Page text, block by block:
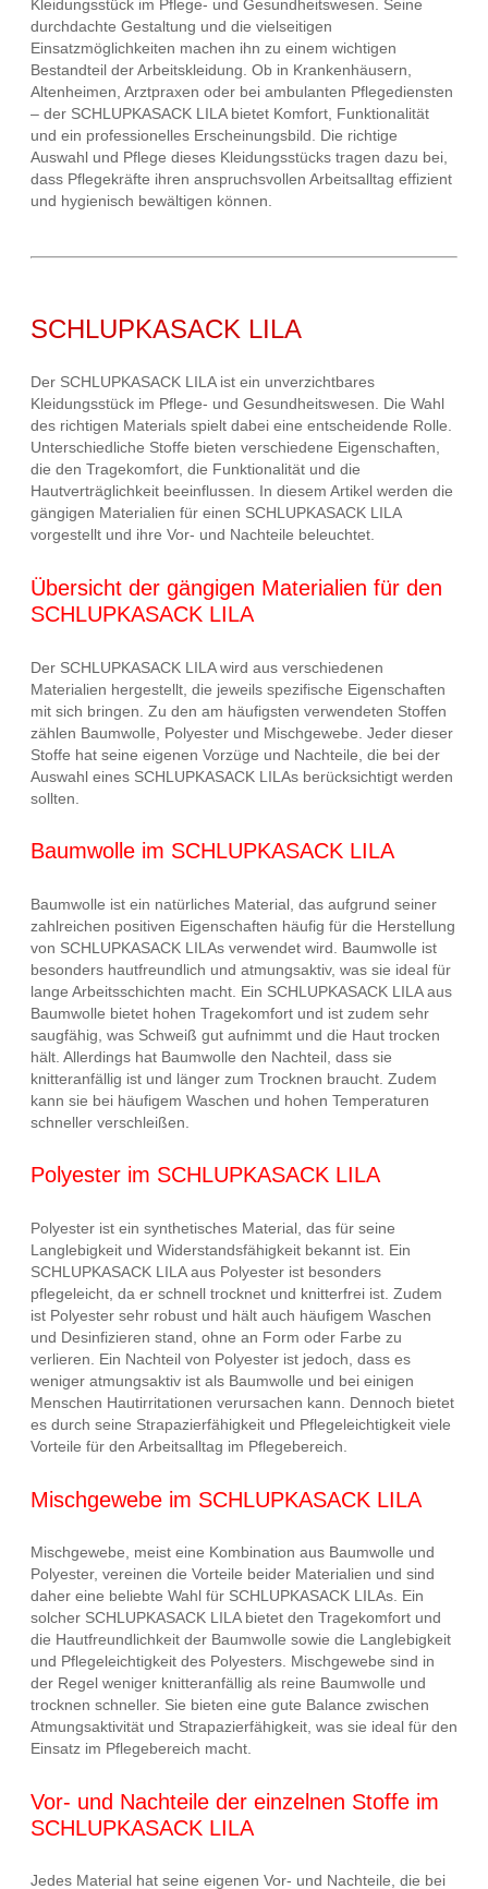
Kleidungsstück im Pflege- und Gesundheitswesen. Seine
durchdachte Gestaltung und die vielseitigen
Einsatzmöglichkeiten machen ihn zu einem wichtigen
Bestandteil der Arbeitskleidung. Ob in Krankenhäusern,
Altenheimen, Arztpraxen oder bei ambulanten Pflegediensten
– der SCHLUPKASACK LILA bietet Komfort, Funktionalität
und ein professionelles Erscheinungsbild. Die richtige
Auswahl und Pflege dieses Kleidungsstücks tragen dazu bei,
dass Pflegekräfte ihren anspruchsvollen Arbeitsalltag effizient
und hygienisch bewältigen können.
SCHLUPKASACK LILA
Der SCHLUPKASACK LILA ist ein unverzichtbares
Kleidungsstück im Pflege- und Gesundheitswesen. Die Wahl
des richtigen Materials spielt dabei eine entscheidende Rolle.
Unterschiedliche Stoffe bieten verschiedene Eigenschaften,
die den Tragekomfort, die Funktionalität und die
Hautverträglichkeit beeinflussen. In diesem Artikel werden die
gängigen Materialien für einen SCHLUPKASACK LILA
vorgestellt und ihre Vor- und Nachteile beleuchtet.
Übersicht der gängigen Materialien für den
SCHLUPKASACK LILA
Der SCHLUPKASACK LILA wird aus verschiedenen
Materialien hergestellt, die jeweils spezifische Eigenschaften
mit sich bringen. Zu den am häufigsten verwendeten Stoffen
zählen Baumwolle, Polyester und Mischgewebe. Jeder dieser
Stoffe hat seine eigenen Vorzüge und Nachteile, die bei der
Auswahl eines SCHLUPKASACK LILAs berücksichtigt werden
sollten.
Baumwolle im SCHLUPKASACK LILA
Baumwolle ist ein natürliches Material, das aufgrund seiner
zahlreichen positiven Eigenschaften häufig für die Herstellung
von SCHLUPKASACK LILAs verwendet wird. Baumwolle ist
besonders hautfreundlich und atmungsaktiv, was sie ideal für
lange Arbeitsschichten macht. Ein SCHLUPKASACK LILA aus
Baumwolle bietet hohen Tragekomfort und ist zudem sehr
saugfähig, was Schweiß gut aufnimmt und die Haut trocken
hält. Allerdings hat Baumwolle den Nachteil, dass sie
knitteranfällig ist und länger zum Trocknen braucht. Zudem
kann sie bei häufigem Waschen und hohen Temperaturen
schneller verschleißen.
Polyester im SCHLUPKASACK LILA
Polyester ist ein synthetisches Material, das für seine
Langlebigkeit und Widerstandsfähigkeit bekannt ist. Ein
SCHLUPKASACK LILA aus Polyester ist besonders
pflegeleicht, da er schnell trocknet und knitterfrei ist. Zudem
ist Polyester sehr robust und hält auch häufigem Waschen
und Desinfizieren stand, ohne an Form oder Farbe zu
verlieren. Ein Nachteil von Polyester ist jedoch, dass es
weniger atmungsaktiv ist als Baumwolle und bei einigen
Menschen Hautirritationen verursachen kann. Dennoch bietet
es durch seine Strapazierfähigkeit und Pflegeleichtigkeit viele
Vorteile für den Arbeitsalltag im Pflegebereich.
Mischgewebe im SCHLUPKASACK LILA
Mischgewebe, meist eine Kombination aus Baumwolle und
Polyester, vereinen die Vorteile beider Materialien und sind
daher eine beliebte Wahl für SCHLUPKASACK LILAs. Ein
solcher SCHLUPKASACK LILA bietet den Tragekomfort und
die Hautfreundlichkeit der Baumwolle sowie die Langlebigkeit
und Pflegeleichtigkeit des Polyesters. Mischgewebe sind in
der Regel weniger knitteranfällig als reine Baumwolle und
trocknen schneller. Sie bieten eine gute Balance zwischen
Atmungsaktivität und Strapazierfähigkeit, was sie ideal für den
Einsatz im Pflegebereich macht.
Vor- und Nachteile der einzelnen Stoffe im
SCHLUPKASACK LILA
Jedes Material hat seine eigenen Vor- und Nachteile, die bei